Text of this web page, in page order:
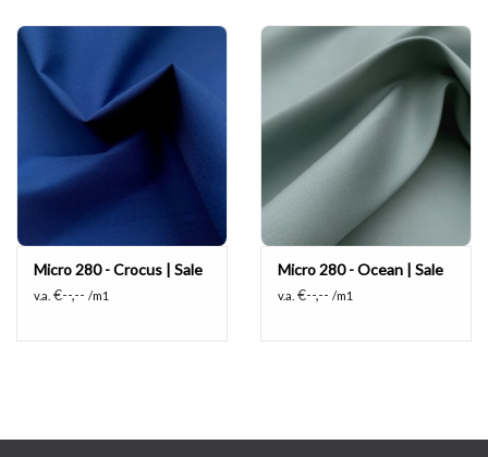
Micro 280 - Crocus | Sale
v.a. €--,-- /m1
Micro 280 - Ocean | Sale
v.a. €--,-- /m1